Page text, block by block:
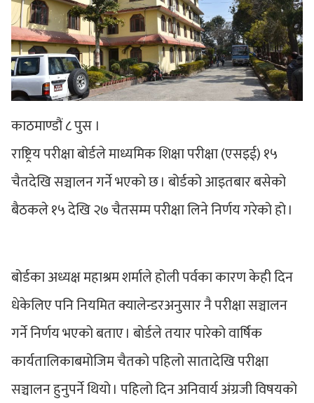
काठमाण्डौं ८ पुस ।
राष्ट्रिय परीक्षा बोर्डले माध्यमिक शिक्षा परीक्षा (एसइई) १५
चैतदेखि सञ्चालन गर्ने भएको छ । बोर्डको आइतबार बसेको
बैठकले १५ देखि २७ चैतसम्म परीक्षा लिने निर्णय गरेको हो ।
बोर्डका अध्यक्ष महाश्रम शर्माले होली पर्वका कारण केही दिन
धेकेलिए पनि नियमित क्यालेन्डरअनुसार नै परीक्षा सञ्चालन
गर्ने निर्णय भएको बताए । बोर्डले तयार पारेको वार्षिक
कार्यतालिकाबमोजिम चैतको पहिलो सातादेखि परीक्षा
सञ्चालन हुनुपर्ने थियो । पहिलो दिन अनिवार्य अंग्रजी विषयको